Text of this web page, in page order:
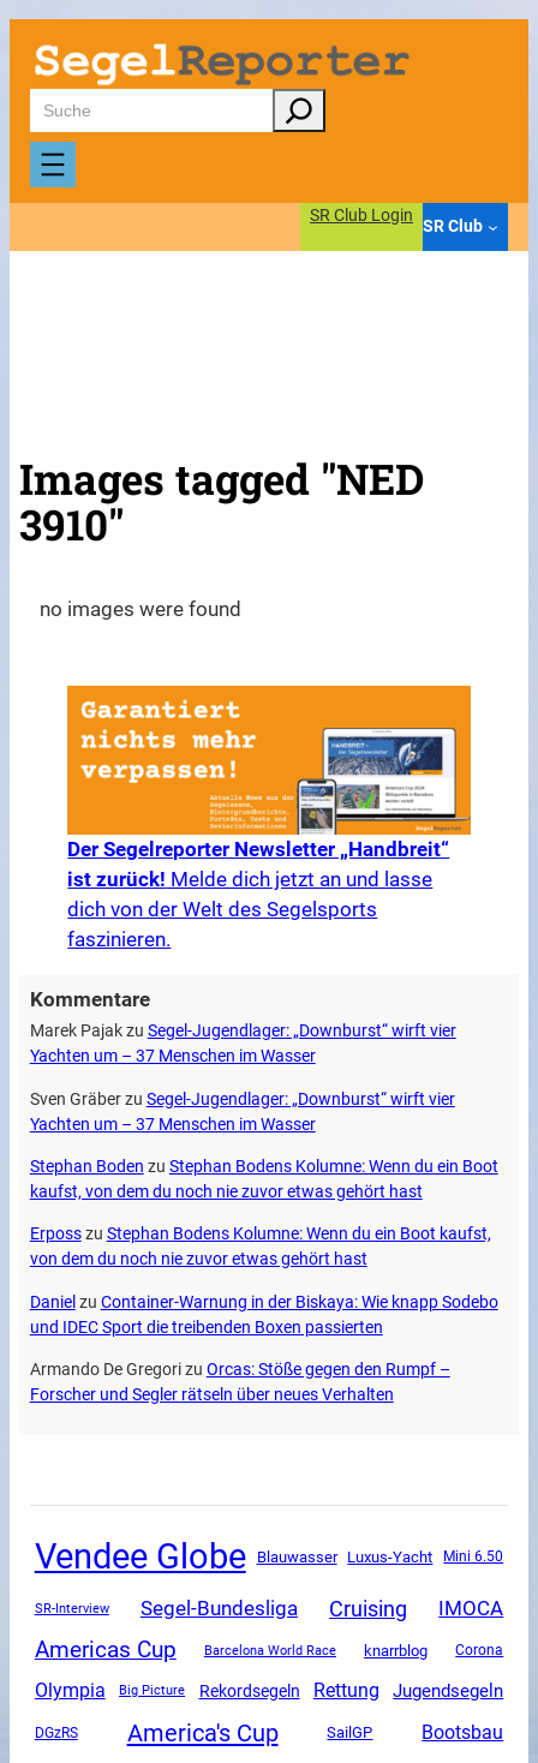
Suchen
SR Club Login
SR Club
Images tagged "NED
3910"
no images were found
Der Segelreporter Newsletter „Handbreit“
ist zurück! Melde dich jetzt an und lasse
dich von der Welt des Segelsports
faszinieren.
Kommentare
Marek Pajakzu Segel-Jugendlager: „Downburst“ wirft vier
Yachten um – 37 Menschen im Wasser
Sven Gräberzu Segel-Jugendlager: „Downburst“ wirft vier
Yachten um – 37 Menschen im Wasser
Stephan Boden zu Stephan Bodens Kolumne: Wenn du ein Boot
kaufst, von dem du noch nie zuvor etwas gehört hast
Erposszu Stephan Bodens Kolumne: Wenn du ein Boot kaufst,
von dem du noch nie zuvor etwas gehört hast
Daniel zu Container-Warnung in der Biskaya: Wie knapp Sodebo
und IDEC Sport die treibenden Boxen passierten
Armando De Gregorizu Orcas: Stöße gegen den Rumpf –
Forscher und Segler rätseln über neues Verhalten
Vendee Globe Blauwasser Luxus-Yacht Mini 6.50
SR-Interview Segel-Bundesliga Cruising IMOCA
Americas Cup Barcelona World Race knarrblog Corona
Olympia Big Picture Rekordsegeln Rettung Jugendsegeln
DGzRS America's Cup SailGP Bootsbau